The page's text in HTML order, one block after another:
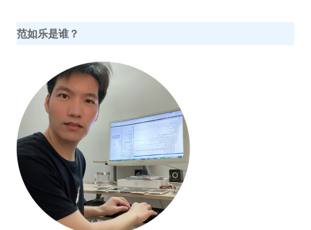
范如乐是谁？